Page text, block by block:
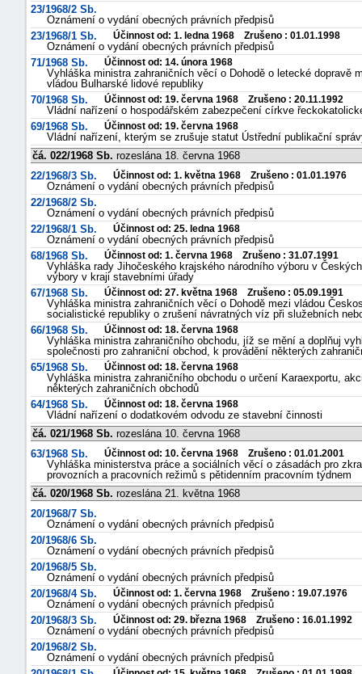
23/1968/2 Sb.
Oznámení o vydání obecných právních předpisů
23/1968/1 Sb.
Účinnost od: 1. ledna 1968 Zrušeno : 01.01.1998
Oznámení o vydání obecných právních předpisů
71/1968 Sb.
Účinnost od: 14. února 1968
Vyhláška ministra zahraničních věcí o Dohodě o letecké dopravě
vládou Bulharské lidové republiky
70/1968 Sb.
Účinnost od: 19. června 1968 Zrušeno : 20.11.1992
Vládní nařízení o hospodářském zabezpečení církve
69/1968 Sb.
Účinnost od: 19. června 1968
Vládní nařízení, kterým se zrušuje statut Ústřední publikační
čá. 022/1968 Sb. rozeslána 18. června 1968
22/1968/3 Sb.
Účinnost od: 1. května 1968 Zrušeno : 01.01.1976
Oznámení o vydání obecných právních předpisů
22/1968/2 Sb.
Oznámení o vydání obecných právních předpisů
22/1968/1 Sb.
Účinnost od: 25. ledna 1968
Oznámení o vydání obecných právních předpisů
68/1968 Sb.
Účinnost od: 1. června 1968 Zrušeno : 31.07.1991
Vyhláška rady Jihočeského krajského národního výboru v
výbory v kraji stavebními úřady
67/1968 Sb.
Účinnost od: 27. května 1968 Zrušeno : 05.09.1991
Vyhláška ministra zahraničních věcí o Dohodě mezi vládou
socialistické republiky o zrušení návratných víz při služebních
66/1968 Sb.
Účinnost od: 18. června 1968
Vyhláška ministra zahraničního obchodu, jíž se mění a doplňuj
společnosti pro zahraniční obchod, k provádění některých
65/1968 Sb.
Účinnost od: 18. června 1968
Vyhláška ministra zahraničního obchodu o určení Karaexportu,
některých zahraničních obchodů
64/1968 Sb.
Účinnost od: 18. června 1968
Vládní nařízení o dodatkovém odvodu ze stavební činnosti
čá. 021/1968 Sb. rozeslána 10. června 1968
63/1968 Sb.
Účinnost od: 10. června 1968 Zrušeno : 01.01.2001
Vyhláška ministerstva práce a sociálních věcí o zásadách pro
provozních a pracovních režimů s pětidenním pracovním týdnem
čá. 020/1968 Sb. rozeslána 21. května 1968
20/1968/7 Sb.
Oznámení o vydání obecných právních předpisů
20/1968/6 Sb.
Oznámení o vydání obecných právních předpisů
20/1968/5 Sb.
Oznámení o vydání obecných právních předpisů
20/1968/4 Sb.
Účinnost od: 1. června 1968 Zrušeno : 19.07.1976
Oznámení o vydání obecných právních předpisů
20/1968/3 Sb.
Účinnost od: 29. března 1968 Zrušeno : 16.01.1992
Oznámení o vydání obecných právních předpisů
20/1968/2 Sb.
Oznámení o vydání obecných právních předpisů